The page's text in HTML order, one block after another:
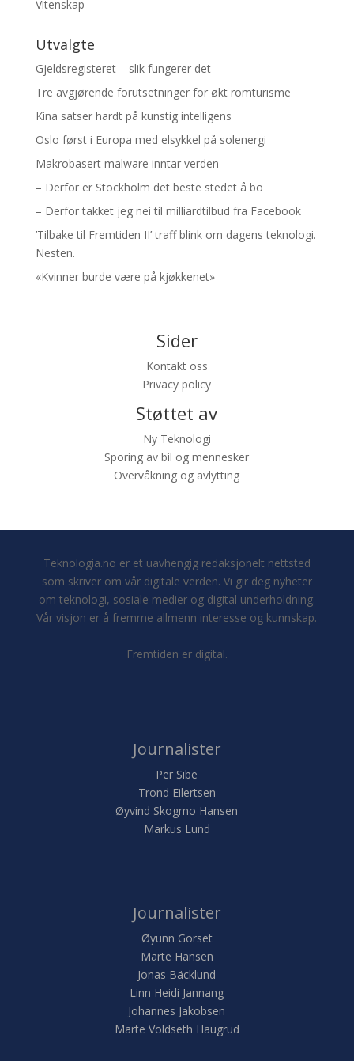
Vitenskap
Utvalgte
Gjeldsregisteret – slik fungerer det
Tre avgjørende forutsetninger for økt romturisme
Kina satser hardt på kunstig intelligens
Oslo først i Europa med elsykkel på solenergi
Makrobasert malware inntar verden
– Derfor er Stockholm det beste stedet å bo
– Derfor takket jeg nei til milliardtilbud fra Facebook
’Tilbake til Fremtiden II’ traff blink om dagens teknologi.
Nesten.
«Kvinner burde være på kjøkkenet»
Sider
Kontakt oss
Privacy policy
Støttet av
Ny Teknologi
Sporing av bil og mennesker
Overvåkning og avlytting
Teknologia.no er et uavhengig redaksjonelt nettsted
som skriver om vår digitale verden. Vi gir deg nyheter
om teknologi, sosiale medier og digital underholdning.
Vår visjon er å fremme allmenn interesse og kunnskap.
Fremtiden er digital.
Journalister
Per Sibe
Trond Eilertsen
Øyvind Skogmo Hansen
Markus Lund
Journalister
Øyunn Gorset
Marte Hansen
Jonas Bäcklund
Linn Heidi Jannang
Johannes Jakobsen
Marte Voldseth Haugrud